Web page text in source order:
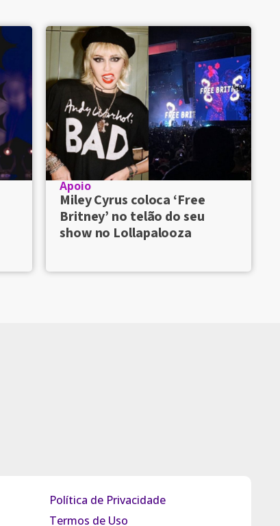
Apoio
Miley Cyrus coloca ‘Free
Britney’ no telão do seu
show no Lollapalooza
Política de Privacidade
Termos de Uso